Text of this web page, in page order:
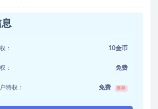
： 10金币
： 免费
特权： 免费 推荐